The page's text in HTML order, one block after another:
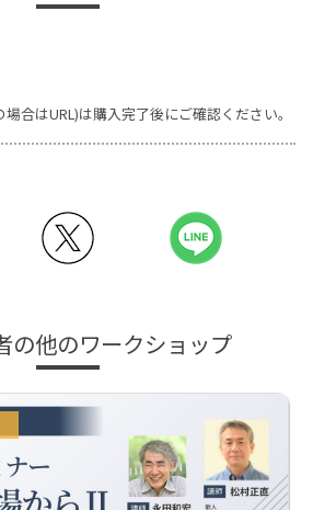
合はURL)は購入完了後にご確認ください。
の他のワークショップ